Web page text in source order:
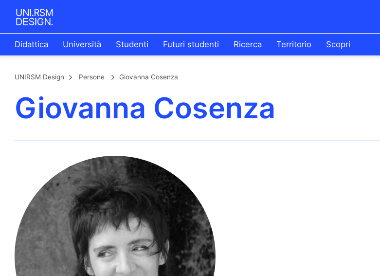
Didattica Università Studenti Futuri studenti Ricerca Territorio Scopri
UNIRSM Design Persone Giovanna Cosenza
Giovanna Cosenza